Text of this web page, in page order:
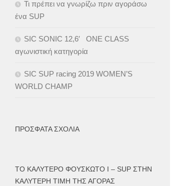
Τι πρέπει να γνωρίζω πριν αγοράσω
ένα SUP
SIC SONIC 12,6′ ONE CLASS
αγωνιστική κατηγορία
SIC SUP racing 2019 WOMEN’S
WORLD CHAMP
ΠΡΌΣΦΑΤΑ ΣΧΌΛΙΑ
ΤΟ ΚΑΛΎΤΕΡΟ ΦΟΥΣΚΩΤΟ I – SUP ΣΤΗΝ
ΚΑΛΎΤΕΡΗ ΤΙΜΉ ΤΗΣ ΑΓΟΡΆΣ